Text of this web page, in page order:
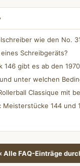
wie den No.
Schreibgeräts?
gibt es ab den
unter welchen
Classique mit
144 und
Alle FAQ-Einträge